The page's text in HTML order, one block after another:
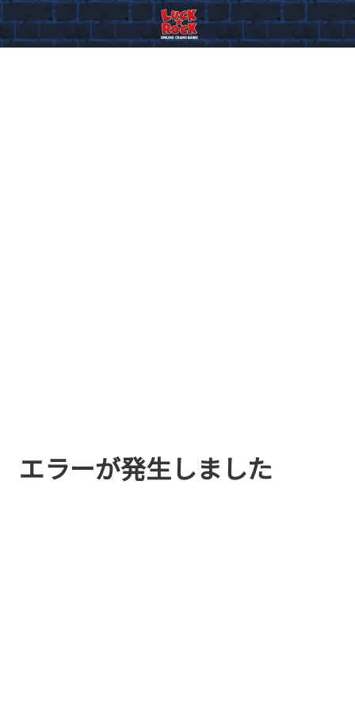
エラーが発生しました